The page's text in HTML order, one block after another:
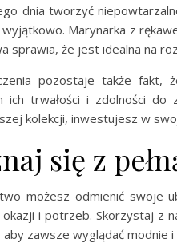
dnia tworzyć
Marynarka z
sprawia, że jest idealna na
pozostaje także fakt,
ich trwałości i zdolności do
kolekcji, inwestujesz w
się z
możesz odmienić swoje
okazji i potrzeb. Skorzystaj z
zawsze wyglądać modnie i